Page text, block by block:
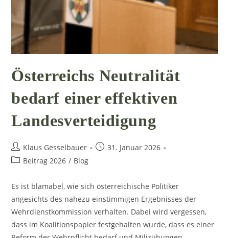
Österreichs Neutralität
bedarf einer effektiven
Landesverteidigung
Beitrags-
Autor:
Klaus Gesselbauer
Beitrag31. Januar 2026
Beitrags-
Beitrag 2026 / Blog
Es ist blamabel, wie sich österreichische Politiker
angesichts des nahezu einstimmigen Ergebnisses der
Wehrdienstkommission verhalten. Dabei wird vergessen,
dass im Koalitionspapier festgehalten wurde, dass es einer